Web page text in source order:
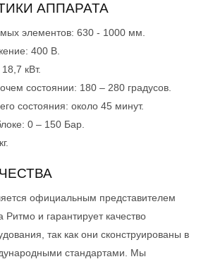
АППАРАТА
элементов: 630 - 1000 мм.
400 В.
кВт.
состоянии: 180 – 280 градусов.
состояния: около 45 минут.
0 – 150 Бар.
официальным представителем
Ритмо и гарантирует качество
так как они сконструированы в
стандартами. Мы